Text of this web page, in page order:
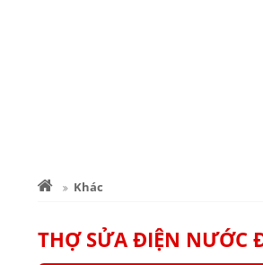
Khác
THỢ SỬA ĐIỆN NƯỚC